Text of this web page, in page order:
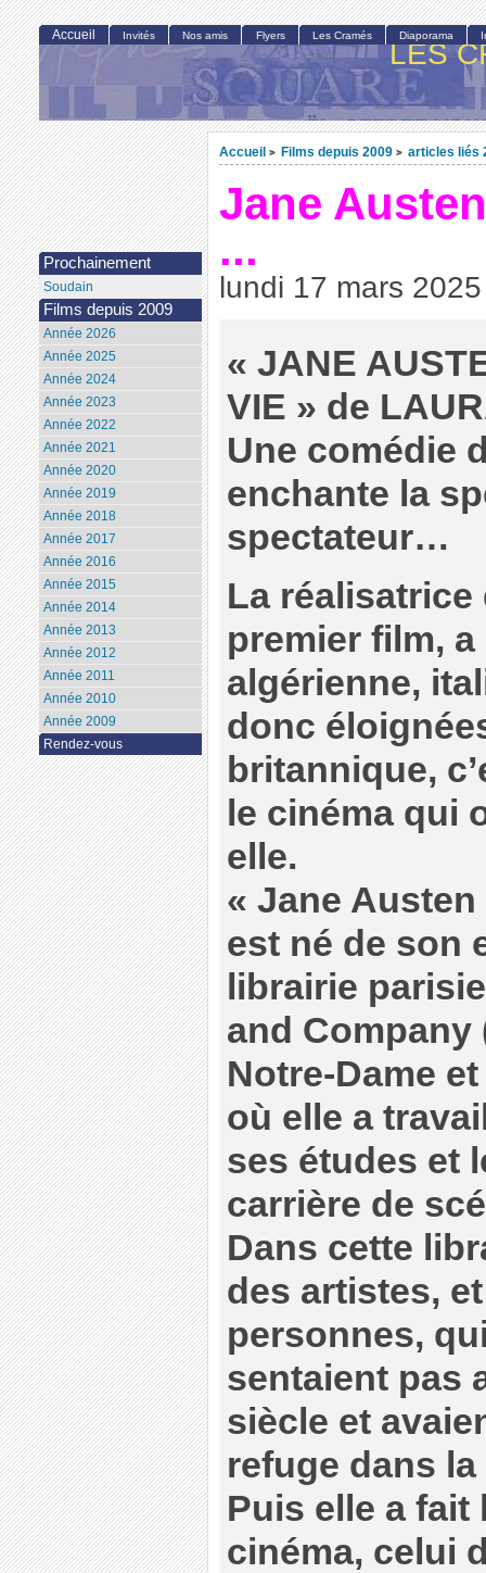
LES
Accueil > Films depuis 2009 > articles liés
Jane
...
lundi 17 mars 2025
« JANE
VIE » de
Une comédie
enchante la
spectateur…
La réalisatrice
premier film,
algérienne,
donc
britannique,
le cinéma qui
elle.
« Jane
est né de son
librairie
and Company
Notre-Dame
où elle a
ses études et
carrière de
Dans cette
des artistes,
personnes,
sentaient pas
siècle et
refuge dans
Puis elle a fait
cinéma, celui
Accueil Invités Nos amis Flyers Les Cramés Diaporama
Prochainement
Soudain
Films depuis 2009
Année 2026
Année 2025
Année 2024
Année 2023
Année 2022
Année 2021
Année 2020
Année 2019
Année 2018
Année 2017
Année 2016
Année 2015
Année 2014
Année 2013
Année 2012
Année 2011
Année 2010
Année 2009
Rendez-vous